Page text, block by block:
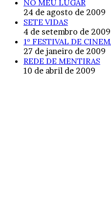
NO MEU LUGAR
24 de agosto de 2009
SETE VIDAS
4 de setembro de 2009
1º FESTIVAL DE
27 de janeiro de 2009
REDE DE MENTIRAS
10 de abril de 2009